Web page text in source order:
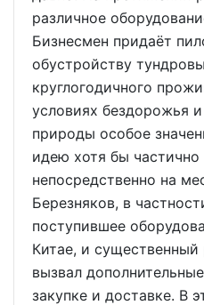
различное
Бизнесмен придаёт
обустройству
круглогодичного
условиях бездорожья
природы особое
идею хотя бы
непосредственно на
Березняков, в
поступившее
Китае, и существенный
вызвал
закупке и доставке. В